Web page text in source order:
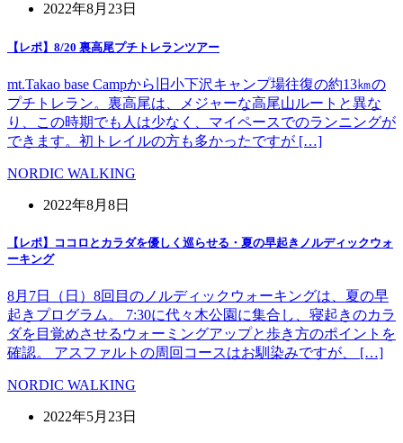
2022年8月23日
【レポ】8/20 裏高尾プチトレランツアー
mt.Takao base Campから旧小下沢キャンプ場往復の約13㎞の
プチトレラン。裏高尾は、メジャーな高尾山ルートと異な
り、この時期でも人は少なく、マイペースでのランニングが
できます。初トレイルの方も多かったですが […]
NORDIC WALKING
2022年8月8日
【レポ】ココロとカラダを優しく巡らせる・夏の早起きノルディックウォ
ーキング
8月7日（日）8回目のノルディックウォーキングは、夏の早
起きプログラム。 7:30に代々木公園に集合し、寝起きのカラ
ダを目覚めさせるウォーミングアップと歩き方のポイントを
確認。 アスファルトの周回コースはお馴染みですが、 […]
NORDIC WALKING
2022年5月23日